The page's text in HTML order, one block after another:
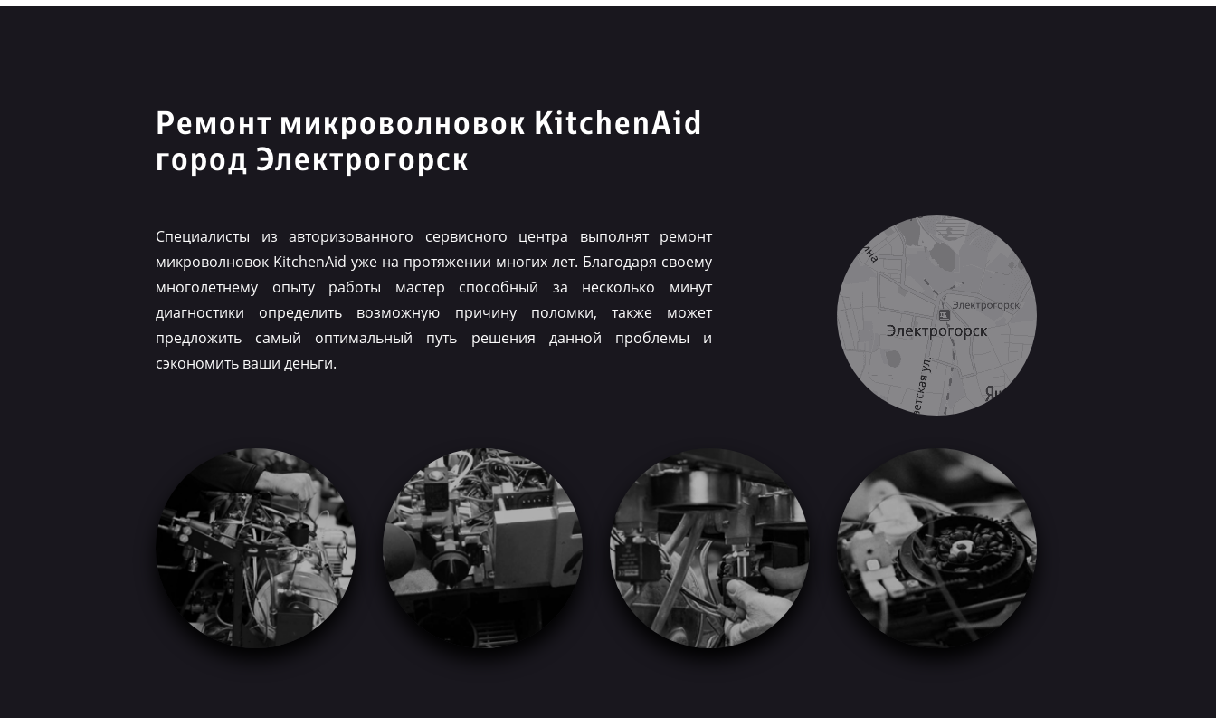
Ремонт микроволновок KitchenAid
город Электрогорск
Специалисты из авторизованного сервисного центра выполнят ремонт
микроволновок KitchenAid уже на протяжении многих лет. Благодаря своему
многолетнему опыту работы мастер способный за несколько минут
диагностики определить возможную причину поломки, также может
предложить самый оптимальный путь решения данной проблемы и
сэкономить ваши деньги.